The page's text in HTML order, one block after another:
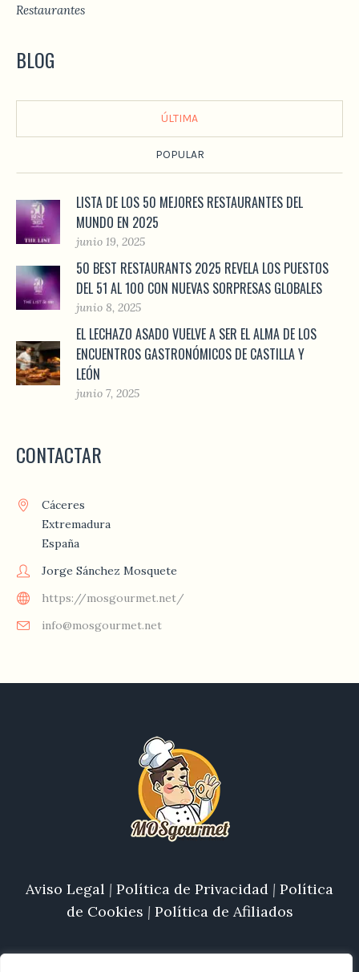
Restaurantes
BLOG
ÚLTIMA
POPULAR
LISTA DE LOS 50 MEJORES RESTAURANTES DEL
MUNDO EN 2025
junio 19, 2025
50 BEST RESTAURANTS 2025 REVELA LOS PUESTOS
DEL 51 AL 100 CON NUEVAS SORPRESAS GLOBALES
junio 8, 2025
EL LECHAZO ASADO VUELVE A SER EL ALMA DE LOS
ENCUENTROS GASTRONÓMICOS DE CASTILLA Y
LEÓN
junio 7, 2025
CONTACTAR
Cáceres
Extremadura
España
Jorge Sánchez Mosquete
https://mosgourmet.net/
info@mosgourmet.net
Aviso Legal | Política de Privacidad | Política
de Cookies | Política de Afiliados